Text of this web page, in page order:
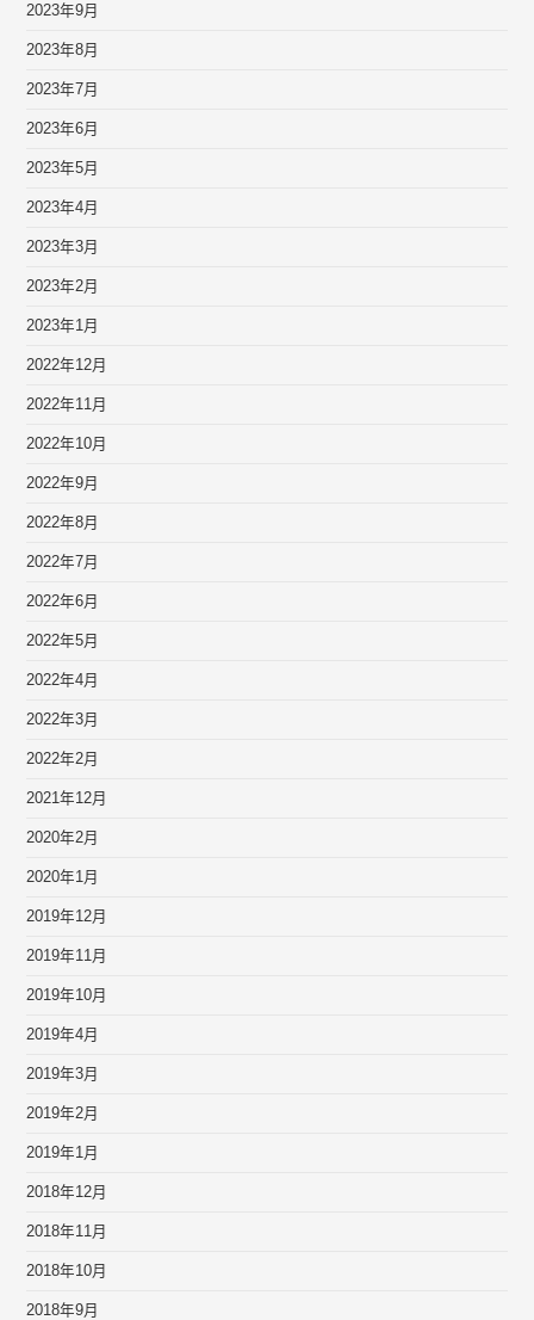
2023年9月
2023年8月
2023年7月
2023年6月
2023年5月
2023年4月
2023年3月
2023年2月
2023年1月
2022年12月
2022年11月
2022年10月
2022年9月
2022年8月
2022年7月
2022年6月
2022年5月
2022年4月
2022年3月
2022年2月
2021年12月
2020年2月
2020年1月
2019年12月
2019年11月
2019年10月
2019年4月
2019年3月
2019年2月
2019年1月
2018年12月
2018年11月
2018年10月
2018年9月